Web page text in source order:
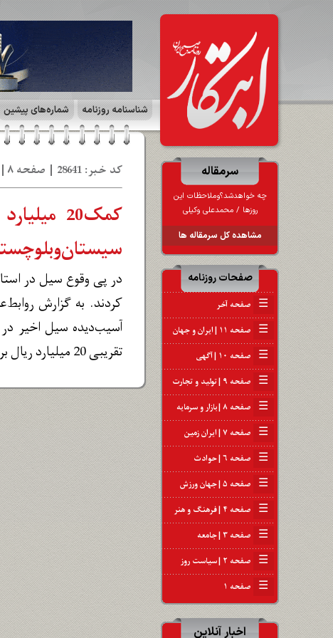
شناسنامه روزنامه شماره‌های پیشین
سرمقاله
چه خواهدشد؟وملاحظات این
روزها / محمدعلی وکیلی
مشاهده کل سرمقاله ها
صفحات روزنامه
☰ صفحه آخر
☰ صفحه ۱۱ | ایران و جهان
☰ صفحه ۱۰ | آگهی
☰ صفحه ۹ | تولید و تجارت
☰ صفحه ۸ | بازار و سرمایه
☰ صفحه ۷ | ایران زمین
☰ صفحه ۶ | حوادث
☰ صفحه ۵ | جهان ورزش
☰ صفحه ۴ | فرهنگ و هنر
☰ صفحه ۳ | جامعه
☰ صفحه ۲ | سیاست روز
☰ صفحه ۱
اخبار آنلاین
کد خبر: 28641 | صفحه ۸ | بازار و سرمایه | تاریخ: 05 خر 1403
کمک20
در پی وقوع سیل در
کردند. به گزارش
آسیب‌دیده سیل اخیر
تقریبی 20 میلیارد ریال برای حمایت از هم‌وطنان سیل‌زده در این استان، اهدا کردند.